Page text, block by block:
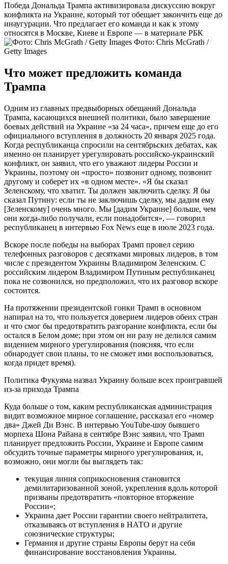
Победа Дональда Трампа активизировала дискуссию вокруг
конфликта на Украине, который тот обещает закончить еще до
инаугурации. Что предлагает его команда и как к этому
относятся в Москве, Киеве и Европе — в материале РБК
Фото: Chris McGrath /
Getty Images
Что может предложить команда
Трампа
Одним из главных предвыборных обещаний Дональда
Трампа, касающихся внешней политики, было завершение
боевых действий на Украине «за 24 часа», причем еще до его
официального вступления в должность 20 января 2025 года.
Когда республиканца спросили на сентябрьских дебатах, как
именно он планирует урегулировать российско-украинский
конфликт, он заявил, что его уважают лидеры России и
Украины, поэтому он «просто» позвонит одному, позвонит
другому и соберет их «в одном месте». «Я бы сказал
Зеленскому, что хватит. Ты должен заключить сделку. Я бы
сказал Путину: если ты не заключишь сделку, мы дадим ему
[Зеленскому] очень много. Мы [дадим Украине] больше, чем
они когда-либо получали, если понадобится», — говорил
республиканец в интервью Fox News еще в июле 2023 года.
Вскоре после победы на выборах Трамп провел серию
телефонных разговоров с десятками мировых лидеров, в том
числе с президентом Украины Владимиром Зеленским. С
российским лидером Владимиром Путиным республиканец
пока не созвонился, но предположил, что их разговор вскоре
состоится.
На протяжении президентской гонки Трамп в основном
напирал на то, что пользуется доверием лидеров обеих стран
и что смог бы предотвратить разгорание конфликта, если бы
остался в Белом доме; при этом он ни разу не делился самим
видением мирного урегулирования (поясняя, что если
обнародует свои планы, то не сможет ими воспользоваться,
когда придет время).
Политика Фукуяма назвал Украину больше всех проигравшей
из-за прихода Трампа
Куда больше о том, каким республиканская администрация
видит возможное мирное соглашение, рассказал его «номер
два» Джей Ди Вэнс. В интервью YouTube-шоу бывшего
морпеха Шона Райана в сентябре Вэнс заявил, что Трамп
планирует предложить России, Украине и Европе самим
обсудить точные параметры мирного урегулирования, и,
возможно, они могли бы выглядеть так:
текущая линия соприкосновения становится
демилитаризованной зоной, укрепления вдоль которой
призваны предотвратить «повторное вторжение
России»;
Украина дает России гарантии своего нейтралитета,
отказываясь от вступления в НАТО и другие
союзнические структуры;
Германия и другие страны Европы берут на себя
финансирование восстановления Украины.